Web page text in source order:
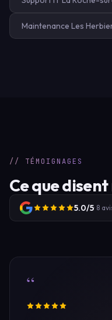
Maintenance Les
// TÉMOIGNAGES
Ce que
5.0/5· 8
“